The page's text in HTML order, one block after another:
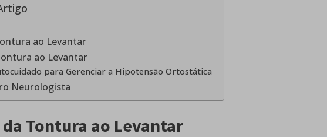
ao Levantar
ao Levantar
para Gerenciar a Hipotensão Ortostática
Neurologista
Tontura ao Levantar